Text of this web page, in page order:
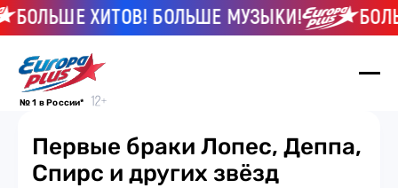
ХИТОВ! БОЛЬШЕ МУЗЫКИ!
№ 1 в России*
Первые браки Лопес, Деппа,
Спирс и других звёзд